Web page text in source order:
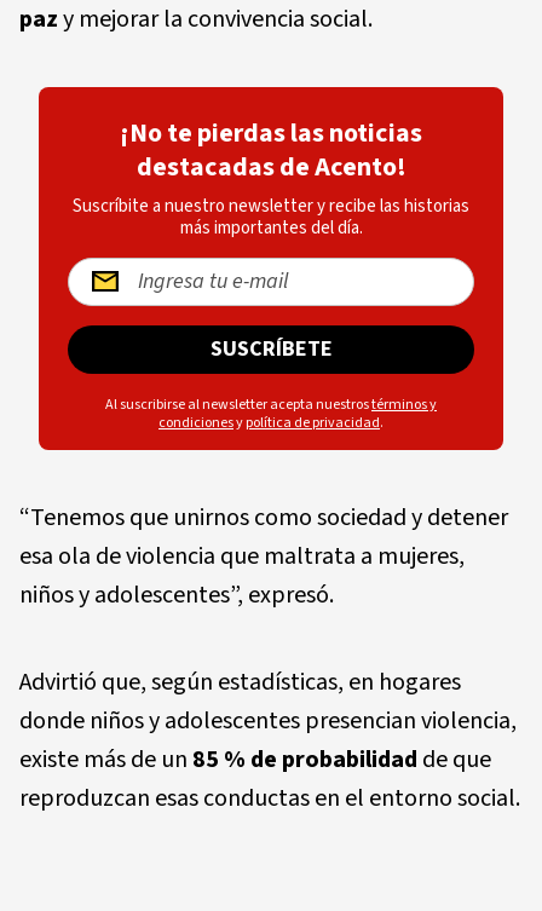
pazy mejorar la convivencia social.
¡No te pierdas las noticias
destacadas de Acento!
Suscríbite a nuestro newsletter y recibe las historias
más importantes del día.
SUSCRÍBETE
Al suscribirse al newsletter acepta nuestrostérminos y
condicionesypolítica de privacidad.
“Tenemos que unirnos como sociedad y detener
esa ola de violencia que maltrata a mujeres,
niños y adolescentes”, expresó.
Advirtió que, según estadísticas, en hogares
donde niños y adolescentes presencian violencia,
existe más de un 85 % de probabilidad de que
reproduzcan esas conductas en el entorno social.